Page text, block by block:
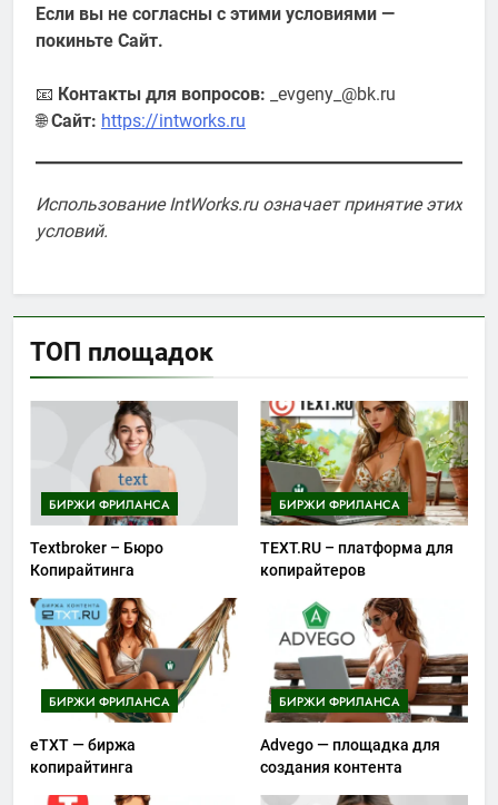
ТОП площадок
БИРЖИ ФРИЛАНСА
Textbroker – Бюро
Копирайтинга
БИРЖИ ФРИЛАНСА
TEXT.RU – платформа для
копирайтеров
БИРЖИ ФРИЛАНСА
eTXT — биржа
копирайтинга
БИРЖИ ФРИЛАНСА
Advego — площадка для
создания контента
Если вы не согласны с этими условиями —
покиньте Сайт.
📧 Контакты для вопросов: _evgeny_@bk.ru
🌐Сайт: https://intworks.ru
Использование IntWorks.ru означает принятие этих
условий.